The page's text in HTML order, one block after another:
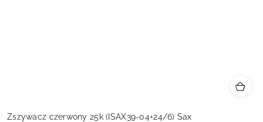
Zszywacz czerwony 25k (ISAX39-04+24/6) Sax